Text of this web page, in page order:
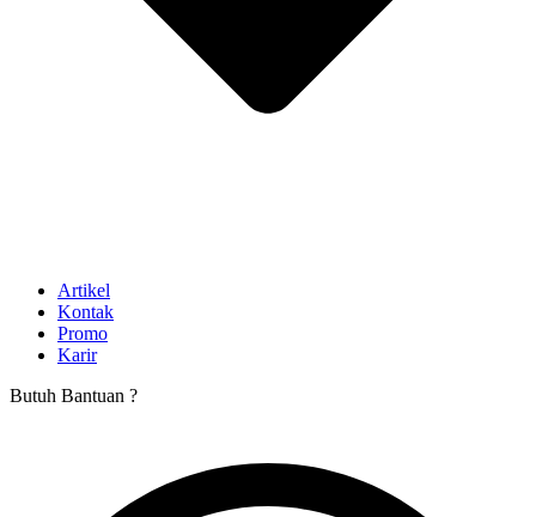
Artikel
Kontak
Promo
Karir
Butuh Bantuan ?